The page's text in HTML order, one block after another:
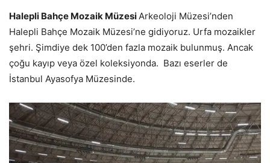
Halepli Bahçe Mozaik MüzesiArkeoloji Müzesi’nden
Halepli Bahçe Mozaik Müzesi’ne gidiyoruz. Urfa mozaikler
şehri. Şimdiye dek 100’den fazla mozaik bulunmuş. Ancak
çoğu kayıp veya özel koleksiyonda. Bazı eserler de
İstanbul Ayasofya Müzesinde.